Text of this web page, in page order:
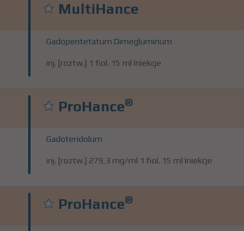
MultiHance
Gadopentetatum Dimegluminum
inj. [roztw.] 1 fiol. 15 ml Iniekcje
ProHance®
Gadoteridolum
inj. [roztw.] 279,3 mg/ml 1 fiol. 15 ml Iniekcje
ProHance®